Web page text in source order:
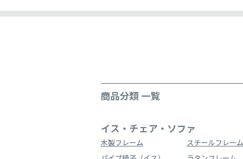
商品分類 一覧
イス・チェア・ソファ
木製フレーム スチールフレーム